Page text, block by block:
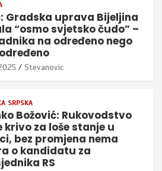
Gradska uprava Bijeljina
“osmo svjetsko čudo” –
na određeno nego
Stevanovic
SRPSKA
Božović: Rukovodstvo
krivo za loše stanje u
bez promjena nema
o kandidatu za
RS